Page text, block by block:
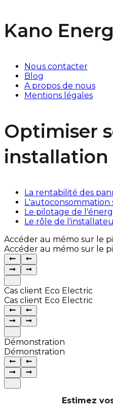
Kano
Nous contacter
Blog
A propos de nous
Mentions légales
Optimiser
installation
La rentabilité des
L'autoconsommation
Le pilotage de
Le rôle de
Accéder au mémo sur le
Accéder au mémo sur le
Cas client Eco Electric
Cas client Eco Electric
Démonstration
Démonstration
Estimez